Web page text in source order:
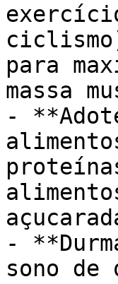
para
massa
-
-
sono de